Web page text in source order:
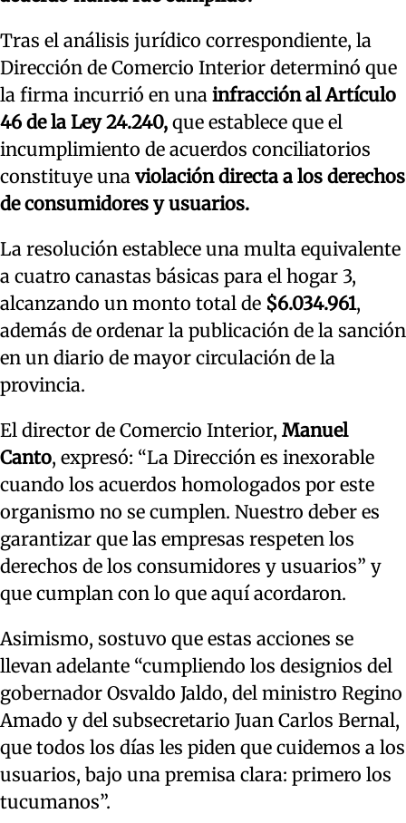
Tras el análisis jurídico correspondiente, la
Dirección de Comercio Interior determinó que
la firma incurrió en una infracción al Artículo
46 de la Ley 24.240, que establece que el
incumplimiento de acuerdos conciliatorios
constituye una violación directa a los derechos
de consumidores y usuarios.
La resolución establece una multa equivalente
a cuatro canastas básicas para el hogar 3,
alcanzando un monto total de $6.034.961,
además de ordenar la publicación de la sanción
en un diario de mayor circulación de la
provincia.
El director de Comercio Interior, Manuel
Canto, expresó: “La Dirección es inexorable
cuando los acuerdos homologados por este
organismo no se cumplen. Nuestro deber es
garantizar que las empresas respeten los
derechos de los consumidores y usuarios” y
que cumplan con lo que aquí acordaron.
Asimismo, sostuvo que estas acciones se
llevan adelante “cumpliendo los designios del
gobernador Osvaldo Jaldo, del ministro Regino
Amado y del subsecretario Juan Carlos Bernal,
que todos los días les piden que cuidemos a los
usuarios, bajo una premisa clara: primero los
tucumanos”.